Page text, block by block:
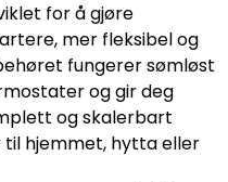
for å gjøre
mer fleksibel og
fungerer sømløst
og gir deg
og skalerbart
hjemmet, hytta eller